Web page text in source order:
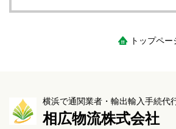
トップペー
横浜で通関業者・輸出輸入手続代
相広物流株式会社